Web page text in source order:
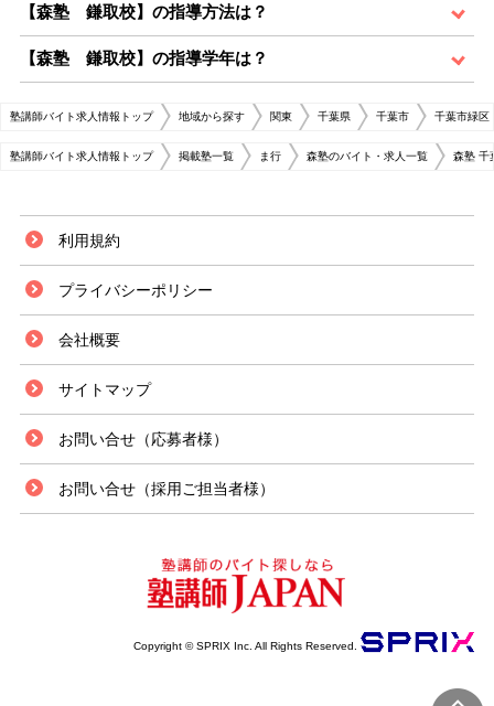
【森塾 鎌取校】の指導方法は？
【森塾 鎌取校】の指導学年は？
塾講師バイト求人情報トップ 地域から探す 関東 千葉県 千葉市 千葉市緑区
塾講師バイト求人情報トップ 掲載塾一覧 ま行 森塾のバイト・求人一覧 森塾 千
利用規約
プライバシーポリシー
会社概要
サイトマップ
お問い合せ（応募者様）
お問い合せ（採用ご担当者様）
Copyright © SPRIX Inc. All Rights Reserved.